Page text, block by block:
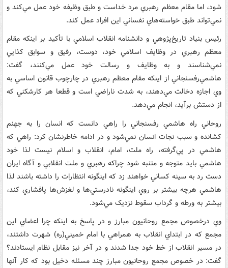
شود، اما مقام معظم رهبري مرد خداست و طبق وظيفه خود عمل مي‌کند و
نمي‌تواند طبق خواسته‌هاي نفساني اين افراد عمل کند.
رئيس بنياد تاريخ‌پژوهي و دانشنامه انقلاب اسلامي با تأکيد بر اينکه مقام
معظم رهبري در وظايف اسلامي خود، دوست، رفيق و سوابق کذايي
نمي‌شناسند و به وظايف و رسالت خود عمل مي‌کنند، گفت:
هاشمي‌رفسنجاني از اينکه مقام معظم رهبري در چارچوب قانون اساسي به
وي اجازه دخالت مي‌دهند، به شدت ناراضي است و قطعا هر کارشکني‌ که
از دستش برآيد، انجام مي‌دهد.
روحاني راه هاشمي رفسنجاني را راهي دانست که انسان را به جهنم
کشانده و سبب نجات انسان نمي‌شود و در ادامه‌ خاطرنشان کرد: راهي که
هاشمي در پي‌گرفته، راه ملت، امام، انقلاب و اسلام نيست لذا خود
هاشمي بايد متوجه و متنبه شود چراکه رهبري و ملت انقلابي و آگاه ايران
دست رد به سينه کساني خواهند زد که اينگونه انتظارات را داشته باشند لذا
هاشمي هرچه بيشتر بر روي اينگونه نادرستي‌ها و لغزش‌ها پافشاري کند،
بيشتر به ورطه و گرداب سقوط نزديک مي‌شود.
وي درخصوص مجمع روحانيون مبارز و در پاسخ به اينکه چرا اعضاي اين
مجمع که در ابتداي انقلاب به همراهي با امام خميني(ره) شهرت داشتند،
در مسير انقلاب از خط خود جدا شدند و در آخر نيز مقابل نظام ايستادند؟
گفت: در خصوص مجمع روحانيون مبارز چند مسئله دخيل بود که کار آنها